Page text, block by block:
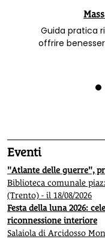
Guida pratica
Eventi
"Atlante delle guerre",
Biblioteca comunale
(Trento) - il 18/08/2026
Festa della luna 2026:
riconnessione interiore
Salaiola di Arcidosso